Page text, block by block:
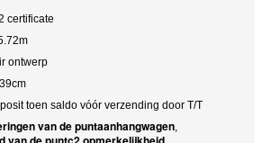
certificate
ontwerp
toen saldo vóór verzending door T/T
van de puntaanhangwagen,